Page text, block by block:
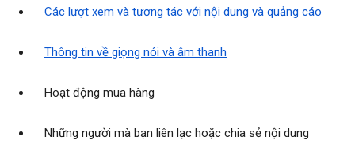
Các lượt xem và tương tác với nội dung và quảng cáo
Thông tin về giọng nói và âm thanh
Hoạt động mua hàng
Những người mà bạn liên lạc hoặc chia sẻ nội dung